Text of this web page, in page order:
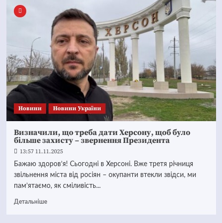
Новини Новини України
Визначили, що треба дати Херсону, щоб було
більше захисту – звернення Президента
13:57 11.11.2025
Бажаю здоров’я! Сьогодні в Херсоні. Вже третя річниця
звільнення міста від росіян – окупанти втекли звідси, ми
пам’ятаємо, як сміливість...
Детальніше